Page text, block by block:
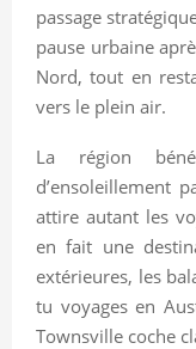
passage
pause urbaine
Nord, tout en
vers le plein air.
La région
d’ensoleillement
attire autant les
en fait une
extérieures, les
tu voyages en
Townsville coche